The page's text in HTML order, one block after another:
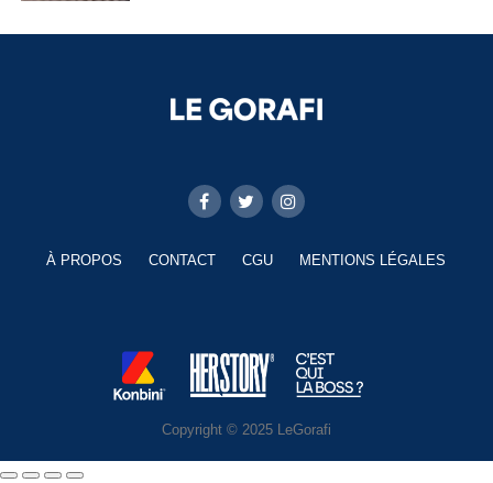
À PROPOS CONTACT CGU MENTIONS LÉGALES
Copyright © 2025 LeGorafi